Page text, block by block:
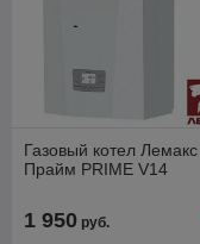
Газовый котел Лемакс
Прайм PRIME V14
1 950 руб.